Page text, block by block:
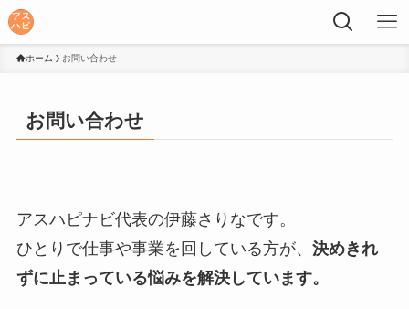
ホーム お問い合わせ
お問い合わせ
アスハピナビ代表の伊藤さりなです。
ひとりで仕事や事業を回している方が、 決めきれ
ずに止まっている悩みを解決しています。